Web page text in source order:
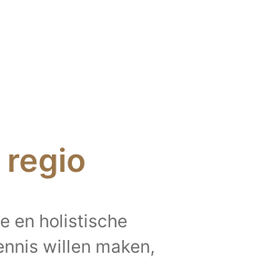
en holistische
willen maken,